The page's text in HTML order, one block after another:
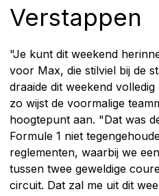
Verstappen
"Je kunt dit weekend
voor Max, die stilviel bij de
draaide dit weekend
zo wijst de voormalige
hoogtepunt aan. "Dat was
Formule 1 niet
reglementen, waarbij we
tussen twee geweldige
circuit. Dat zal me uit dit